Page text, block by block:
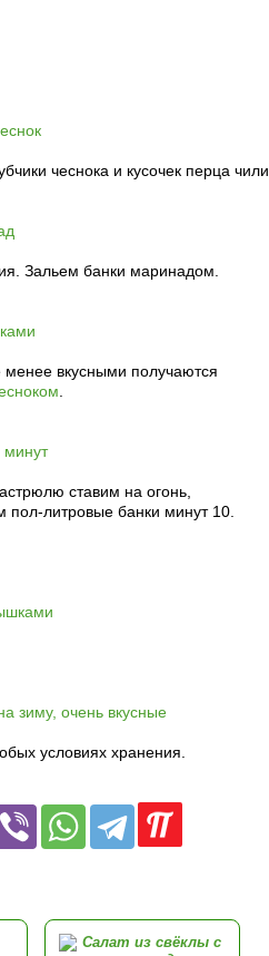
чеснока и кусочек перца чили.
Зальем банки маринадом.
вкусными получаются
ставим на огонь,
пол-литровые банки минут 10.
условиях хранения.